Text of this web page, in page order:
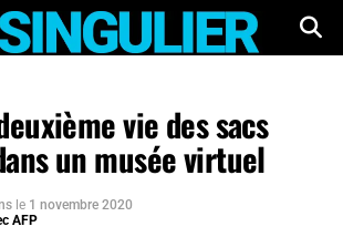
vie des sacs
un musée virtuel
le 1 novembre 2020
AFP